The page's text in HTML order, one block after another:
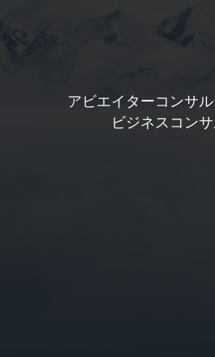
アビエイターコンサ
ビジネスコン